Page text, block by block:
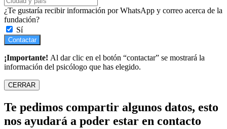
¿Te gustaría recibir información por WhatsApp y correo acerca de la
fundación?
Sí
Contactar
¡Importante! Al dar clic en el botón “contactar” se mostrará la
información del psicólogo que has elegido.
CERRAR
Te pedimos compartir algunos datos, esto
nos ayudará a poder estar en contacto